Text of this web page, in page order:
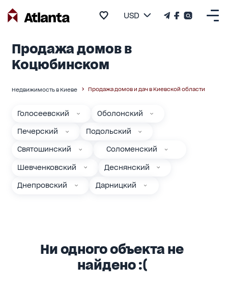
USD
Продажа домов в
Коцюбинском
Недвижимость в Киеве Продажа домов и дач в Киевской области
Голосеевский Оболонский
Печерский Подольский
Святошинский Соломенский
Шевченковский Деснянский
Днепровский Дарницкий
Ни одного объекта не
найдено :(